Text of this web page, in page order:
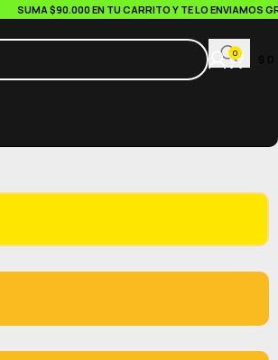
SUMA $90.000 EN TU CARRITO Y TE LO ENVIAMOS
0